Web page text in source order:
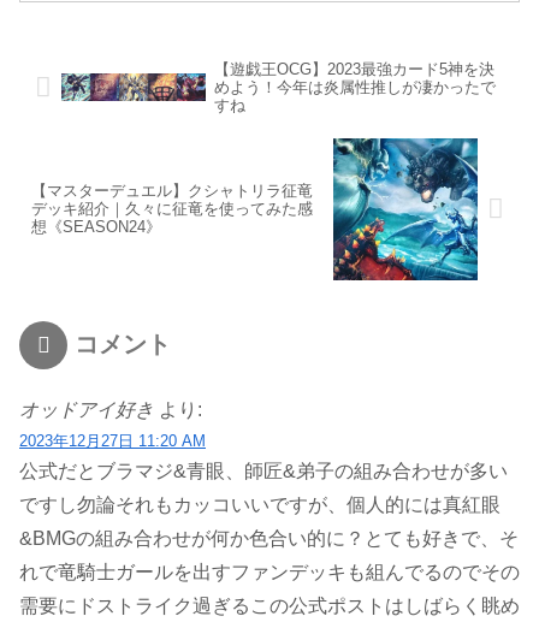
【遊戯王OCG】2023最強カード5神を決
めよう！今年は炎属性推しが凄かったで
すね
【マスターデュエル】クシャトリラ征竜
デッキ紹介｜久々に征竜を使ってみた感
想《SEASON24》
コメント
オッドアイ好き より:
2023年12月27日 11:20 AM
公式だとブラマジ&青眼、師匠&弟子の組み合わせが多い
ですし勿論それもカッコいいですが、個人的には真紅眼
&BMGの組み合わせが何か色合い的に？とても好きで、そ
れで竜騎士ガールを出すファンデッキも組んでるのでその
需要にドストライク過ぎるこの公式ポストはしばらく眺め